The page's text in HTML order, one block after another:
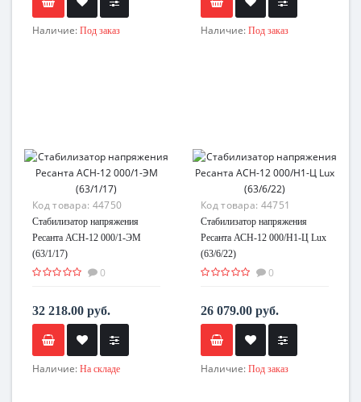
Наличие: Под заказ Наличие: Под заказ
Код товара: 44750
Стабилизатор напряжения
Ресанта АСН-12 000/1-ЭМ
(63/1/17)
0
32 218.00 руб.
Наличие: На складе
Код товара: 44751
Стабилизатор напряжения
Ресанта АСН-12 000/Н1-Ц Lux
(63/6/22)
0
26 079.00 руб.
Наличие: Под заказ